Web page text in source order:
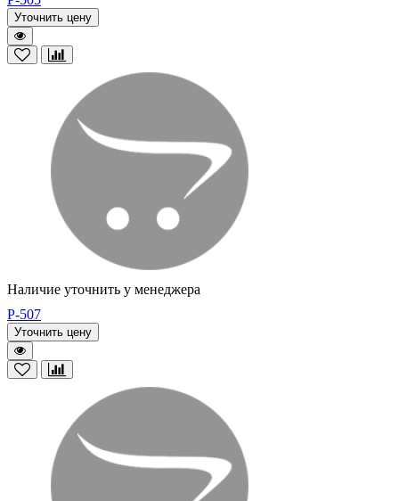
Уточнить цену
Наличие уточнить у менеджера
P-507
Уточнить цену